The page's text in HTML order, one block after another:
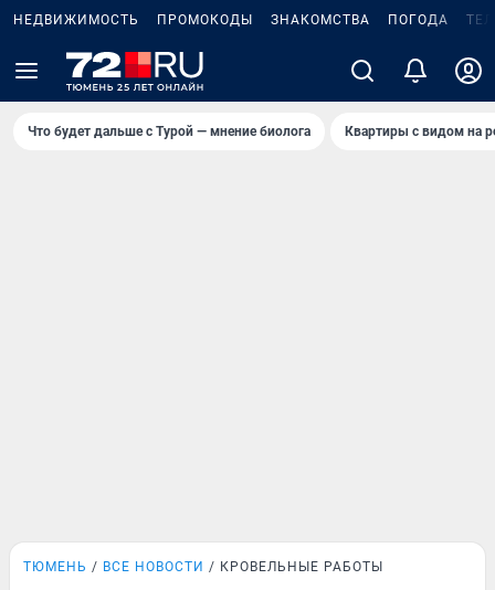
НЕДВИЖИМОСТЬ ПРОМОКОДЫ ЗНАКОМСТВА ПОГОДА
Что будет дальше с Турой — мнение биолога Квартиры с видом на
ТЮМЕНЬ ВСЕ НОВОСТИ КРОВЕЛЬНЫЕ РАБОТЫ